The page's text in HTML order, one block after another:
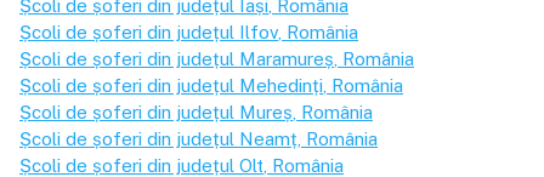
Școli de șoferi din județul Iași , România
Școli de șoferi din județul Ilfov , România
Școli de șoferi din județul Maramureș , România
Școli de șoferi din județul Mehedinți , România
Școli de șoferi din județul Mureș , România
Școli de șoferi din județul Neamț , România
Școli de șoferi din județul Olt , România